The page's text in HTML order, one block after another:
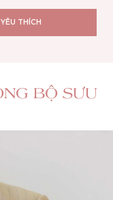
THÍCH
BỘ SƯU